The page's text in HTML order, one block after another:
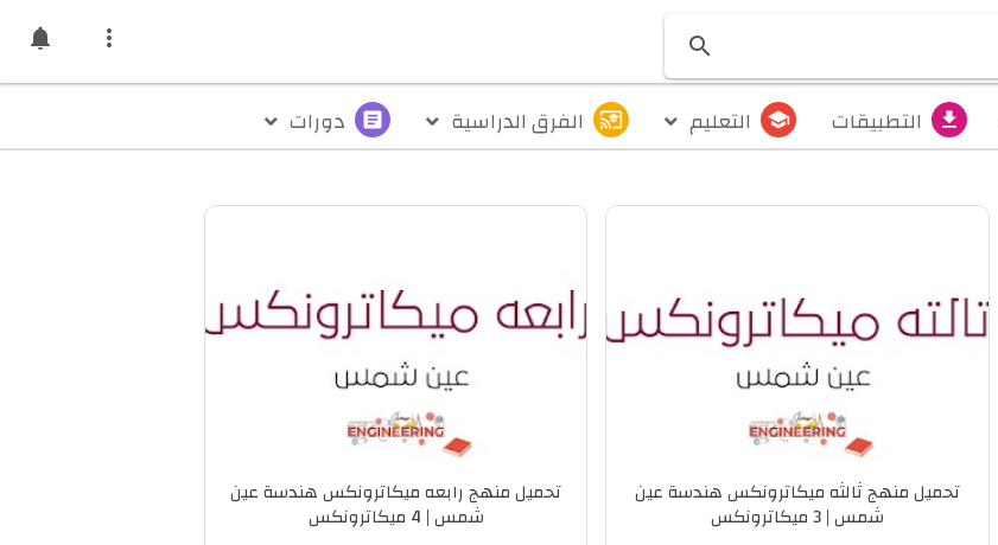
notifications  
get_app التطبيقات school التعليم cast_for_education الفرق الدراسية article دورات
تحميل منهج ثالثه ميكاترونكس هندسة عين
شمس | 3 ميكاترونكس
تحميل منهج رابعه ميكاترونكس هندسة عين
شمس | 4 ميكاترونكس